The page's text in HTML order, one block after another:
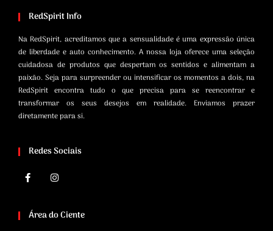
RedSpirit Info
Na RedSpirit, acreditamos que a sensualidade é uma expressão única
de liberdade e auto conhecimento. A nossa loja oferece uma seleção
cuidadosa de produtos que despertam os sentidos e alimentam a
paixão. Seja para surpreender ou intensificar os momentos a dois, na
RedSpirit encontra tudo o que precisa para se reencontrar e
transformar os seus desejos em realidade. Enviamos prazer
diretamente para si.
Redes Sociais
Área do Ciente